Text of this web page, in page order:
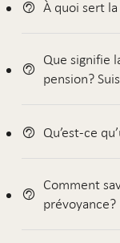
À quoi sert
Que signifie
pension?
Qu’est-ce
Comment